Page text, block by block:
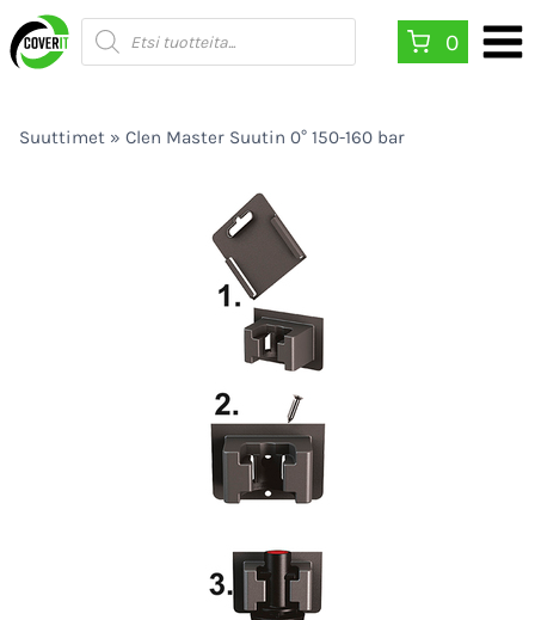
Siirry
sisältöön
Products
search
0
Suuttimet » Clen Master Suutin 0° 150-160 bar